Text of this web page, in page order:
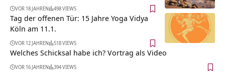
VOR 18 JAHREN 498 VIEWS
Tag der offenen Tür: 15 Jahre Yoga Vidya
Köln am 11.1.
VOR 12 JAHREN 518 VIEWS
Welches Schicksal habe ich? Vortrag als Video
VOR 16 JAHREN 394 VIEWS